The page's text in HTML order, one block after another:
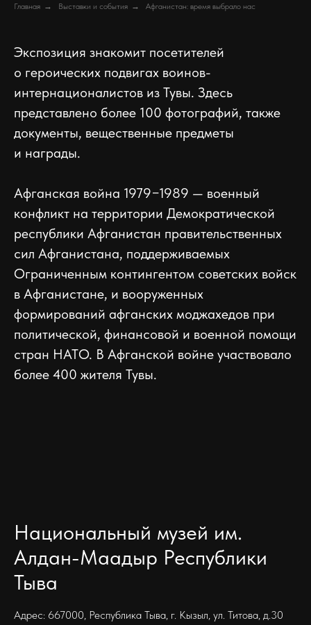
Главная → Выставки и события → Афганистан: время выбрало нас
Экспозиция знакомит посетителей
о героических подвигах воинов-
интернационалистов из Тувы. Здесь
представлено более 100 фотографий, также
документы, вещественные предметы
и награды.
Афганская война 1979−1989 — военный
конфликт на территории Демократической
республики Афганистан правительственных
сил Афганистана, поддерживаемых
Ограниченным контингентом советских войск
в Афганистане, и вооруженных
формирований афганских моджахедов при
политической, финансовой и военной помощи
стран НАТО. В Афганской войне участвовало
более 400 жителя Тувы.
Национальный музей им.
Алдан-Маадыр Республики
Тыва
Адрес: 667000, Республика Тыва, г. Кызыл, ул. Титова, д.30